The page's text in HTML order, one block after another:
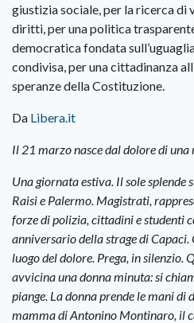
giustizia sociale, per la ricerca di
diritti, per una politica
democratica fondata
condivisa, per una cittadinanza
speranze della Costituzione.
Da Libera.it
Il 21 marzo nasce dal dolore di
Una giornata estiva. Il sole
Raisi e Palermo. Magistrati,
forze di polizia, cittadini e studenti
anniversario della strage di Capaci.
luogo del dolore. Prega, in silenzio.
avvicina una donna minuta: si
piange. La donna prende le mani di
mamma di Antonino Montinaro, il